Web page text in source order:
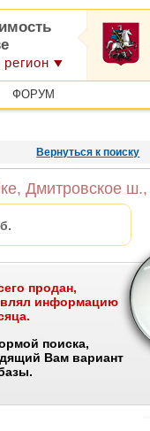
ФОРУМ
Вернуться к поиску
продан,
информацию
поиска,
Вам вариант
Дмитровское
Объект на карте